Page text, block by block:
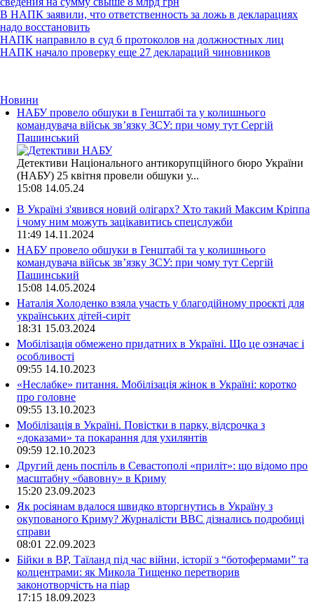
В НАПК заявили, что ответственность за ложь в декларациях
надо восстановить
НАПК направило в суд 6 протоколов на должностных лиц
НАПК начало проверку еще 27 деклараций чиновников
Новини
НАБУ провело обшуки в Генштабі та у колишнього
командувача військ зв’язку ЗСУ: при чому тут Сергій
Пашинський
Детективи Національного антикорупційного бюро України
(НАБУ) 25 квітня провели обшуки у...
15:08 14.05.24
В Україні з'явився новий олігарх? Хто такий Максим Кріппа
і чому ним можуть зацікавитись спецслужби
11:49 14.11.2024
НАБУ провело обшуки в Генштабі та у колишнього
командувача військ зв’язку ЗСУ: при чому тут Сергій
Пашинський
15:08 14.05.2024
Наталія Холоденко взяла участь у благодійному проєкті для
українських дітей-сиріт
18:31 15.03.2024
Мобілізація обмежено придатних в Україні. Що це означає і
особливості
09:55 14.10.2023
«Неслабке» питання. Мобілізація жінок в Україні: коротко
про головне
09:55 13.10.2023
Мобілізація в Україні. Повістки в парку, відсрочка з
«доказами» та покарання для ухилянтів
09:59 12.10.2023
Другий день поспіль в Севастополі «приліт»: що відомо про
масштабну «бавовну» в Криму
15:20 23.09.2023
Як росіянам вдалося швидко вторгнутись в Україну з
окупованого Криму? Журналісти ВВС дізнались подробиці
справи
08:01 22.09.2023
Бійки в ВР, Таїланд під час війни, історії з “ботофермами” та
колцентрами: як Микола Тищенко перетворив
законотворчість на піар
17:15 18.09.2023